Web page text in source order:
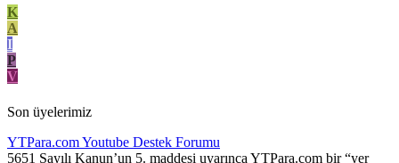
K
A
I
P
V
Son üyelerimiz
YTPara.comYoutube Destek Forumu
5651 Sayılı Kanun’un 5. maddesi uyarınca YTPara.com bir “yer